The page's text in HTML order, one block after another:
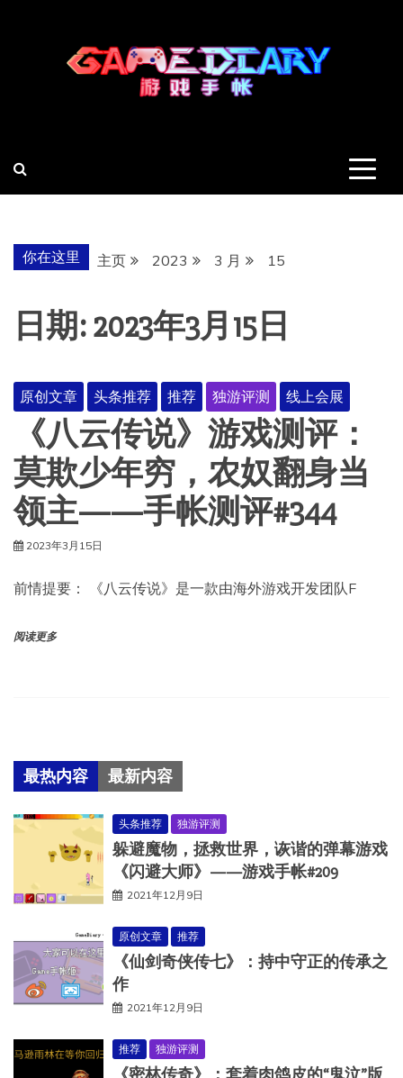
你在这里 主页 2023 3 月 15
日期:2023年3月15日
原创文章 头条推荐 推荐 独游评测 线上会展
《八云传说》游戏测评：
莫欺少年穷，农奴翻身当
领主——手帐测评#344
2023年3月15日
前情提要： 《八云传说》是一款由海外游戏开发团队F
阅读更多
最热内容 最新内容
头条推荐 独游评测
躲避魔物，拯救世界，诙谐的弹幕游戏
《闪避大师》——游戏手帐#209
2021年12月9日
原创文章 推荐
《仙剑奇侠传七》：持中守正的传承之
作
2021年12月9日
推荐 独游评测